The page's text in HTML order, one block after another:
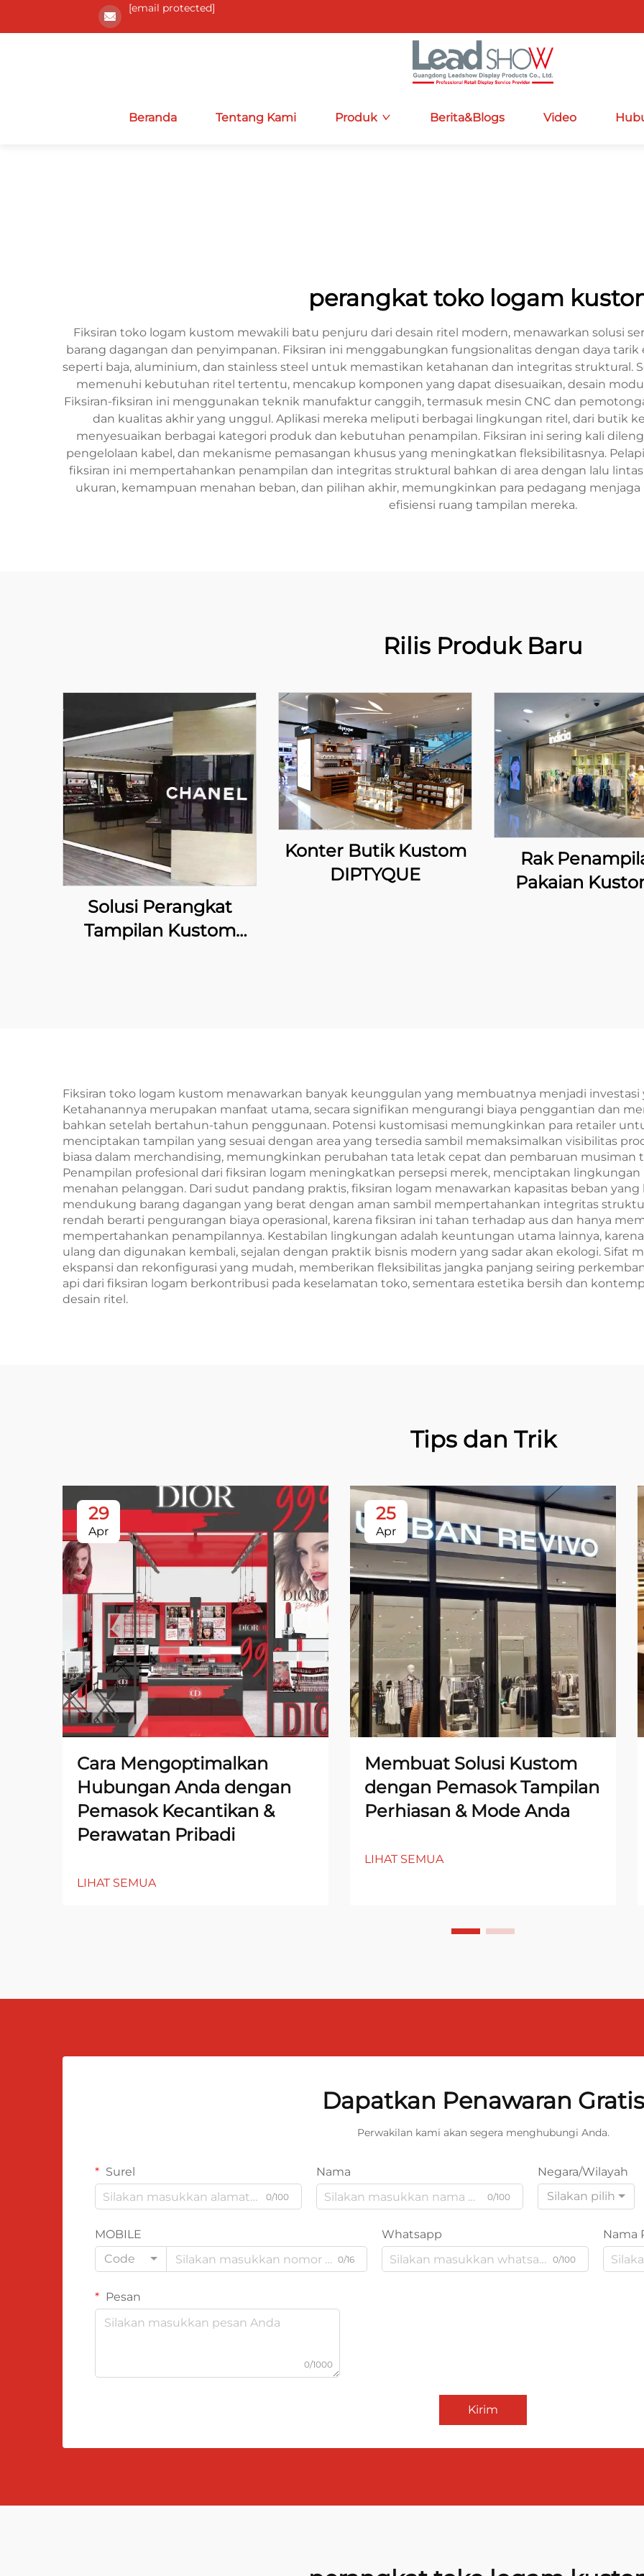
[email protected]
Beranda Tentang Kami Produk Berita&Blogs Video
perangkat toko logam
Fiksiran toko logam kustom mewakili batu penjuru dari desain ritel modern, menawarkan solusi
barang dagangan dan penyimpanan. Fiksiran ini menggabungkan fungsionalitas dengan daya
seperti baja, aluminium, dan stainless steel untuk memastikan ketahanan dan integritas struktural.
memenuhi kebutuhan ritel tertentu, mencakup komponen yang dapat disesuaikan, desain
Fiksiran-fiksiran ini menggunakan teknik manufaktur canggih, termasuk mesin CNC dan
dan kualitas akhir yang unggul. Aplikasi mereka meliputi berbagai lingkungan ritel, dari butik
menyesuaikan berbagai kategori produk dan kebutuhan penampilan. Fiksiran ini sering kali
pengelolaan kabel, dan mekanisme pemasangan khusus yang meningkatkan fleksibilitasnya.
fiksiran ini mempertahankan penampilan dan integritas struktural bahkan di area dengan lalu
ukuran, kemampuan menahan beban, dan pilihan akhir, memungkinkan para pedagang
efisiensi ruang tampilan mereka.
Rilis Produk Baru
Solusi Perangkat
Tampilan Kustom
Konter Butik Kustom
DIPTYQUE
Rak
Pakaian
Fiksiran toko logam kustom menawarkan banyak keunggulan yang membuatnya menjadi investasi
Ketahanannya merupakan manfaat utama, secara signifikan mengurangi biaya penggantian dan
bahkan setelah bertahun-tahun penggunaan. Potensi kustomisasi memungkinkan para retailer
menciptakan tampilan yang sesuai dengan area yang tersedia sambil memaksimalkan visibilitas
biasa dalam merchandising, memungkinkan perubahan tata letak cepat dan pembaruan musiman
Penampilan profesional dari fiksiran logam meningkatkan persepsi merek, menciptakan
menahan pelanggan. Dari sudut pandang praktis, fiksiran logam menawarkan kapasitas beban
mendukung barang dagangan yang berat dengan aman sambil mempertahankan integritas
rendah berarti pengurangan biaya operasional, karena fiksiran ini tahan terhadap aus dan hanya
mempertahankan penampilannya. Kestabilan lingkungan adalah keuntungan utama lainnya,
ulang dan digunakan kembali, sejalan dengan praktik bisnis modern yang sadar akan ekologi. Sifat
ekspansi dan rekonfigurasi yang mudah, memberikan fleksibilitas jangka panjang seiring
api dari fiksiran logam berkontribusi pada keselamatan toko, sementara estetika bersih dan
desain ritel.
Tips dan Trik
29
Apr
Cara Mengoptimalkan
Hubungan Anda dengan
Pemasok Kecantikan &
Perawatan Pribadi
LIHAT SEMUA
25
Apr
Membuat Solusi Kustom
dengan Pemasok Tampilan
Perhiasan & Mode Anda
LIHAT SEMUA
Dapatkan Penawaran Gratis
Perwakilan kami akan segera menghubungi Anda.
Surel
0/100
Nama
0/100
Negara/Wilayah
Silakan pilih
MOBILE
Code
0/16
Whatsapp
0/100
Nama
Pesan
0/1000
Kirim